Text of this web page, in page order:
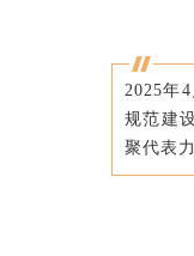
2025年
规范建
聚代表